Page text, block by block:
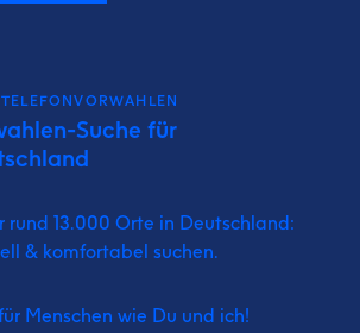
Suche für
rund 13.000 Orte in Deutschland:
& komfortabel suchen.
Menschen wie Du und ich!